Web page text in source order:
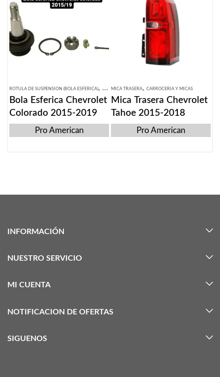
ROTULA DE SUSPENSION (BOLA ESFERICA), SISTEMA DE SUSPENSION
Bola Esferica Chevrolet
Colorado 2015-2019
Pro American
MICA TRASERA, CARROCERIA Y MICAS
Mica Trasera Chevrolet
Tahoe 2015-2018
Pro American
INFORMACIÓN
NUESTRO SERVICIO
MI CUENTA
NOTIFICACION DE OFERTAS
SIGUENOS